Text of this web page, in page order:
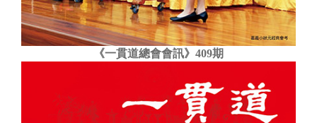
《一貫道總會會訊》409期